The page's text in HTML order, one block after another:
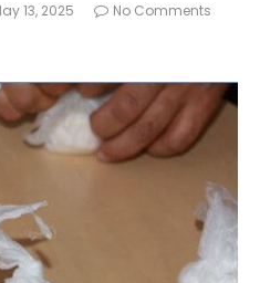
13, 2025
No Comments